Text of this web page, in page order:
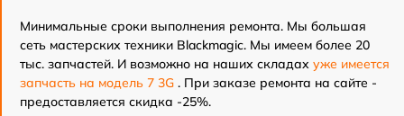
Минимальные сроки выполнения ремонта. Мы большая
сеть мастерских техники Blackmagic. Мы имеем более 20
тыс. запчастей. И возможно на наших складах уже имеется
запчасть на модель 7 3G . При заказе ремонта на сайте -
предоставляется скидка -25%.